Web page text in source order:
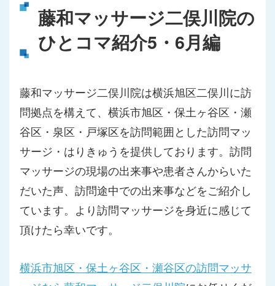
藤和マッサージ二俣川院の
ひとコマ紹介5・6月編
藤和マッサージ二俣川院は横浜旭区二俣川に訪
問拠点を構えて、横浜市旭区・保土ヶ谷区・瀬
谷区・泉区・戸塚区を訪問範囲とした訪問マッ
サージ・はりきゅうを提供しております。訪問
マッサージの現場の出来事や患者さんからいた
だいた声、訪問途中での出来事などをご紹介し
ています。より訪問マッサージを身近に感じて
頂けたら幸いです。
横浜市旭区・保土ヶ谷区・瀬谷区の訪問マッサ